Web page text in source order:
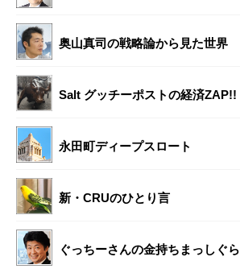
奥山真司の戦略論から見た世界
Salt グッチーポストの経済ZAP!!
永田町ディープスロート
新・CRUのひとり言
ぐっちーさんの金持ちまっしぐら